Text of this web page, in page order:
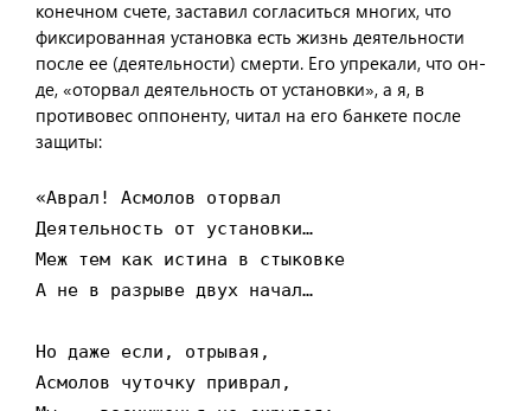
конечном счете, заставил согласиться многих, что
фиксированная установка есть жизнь деятельности
после ее (деятельности) смерти. Его упрекали, что он-
де, «оторвал деятельность от установки», а я, в
противовес оппоненту, читал на его банкете после
защиты:
«Аврал! Асмолов оторвал
Деятельность от установки…
Меж тем как истина в стыковке
А не в разрыве двух начал…
Но даже если, отрывая,
Асмолов чуточку приврал,